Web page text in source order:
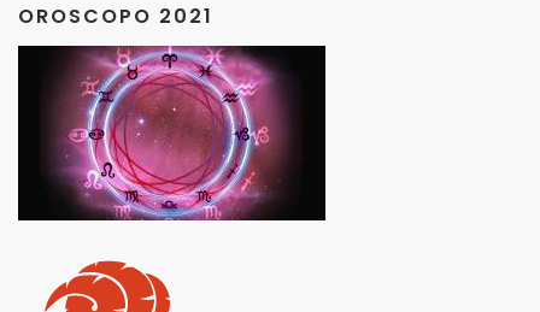
OROSCOPO 2021